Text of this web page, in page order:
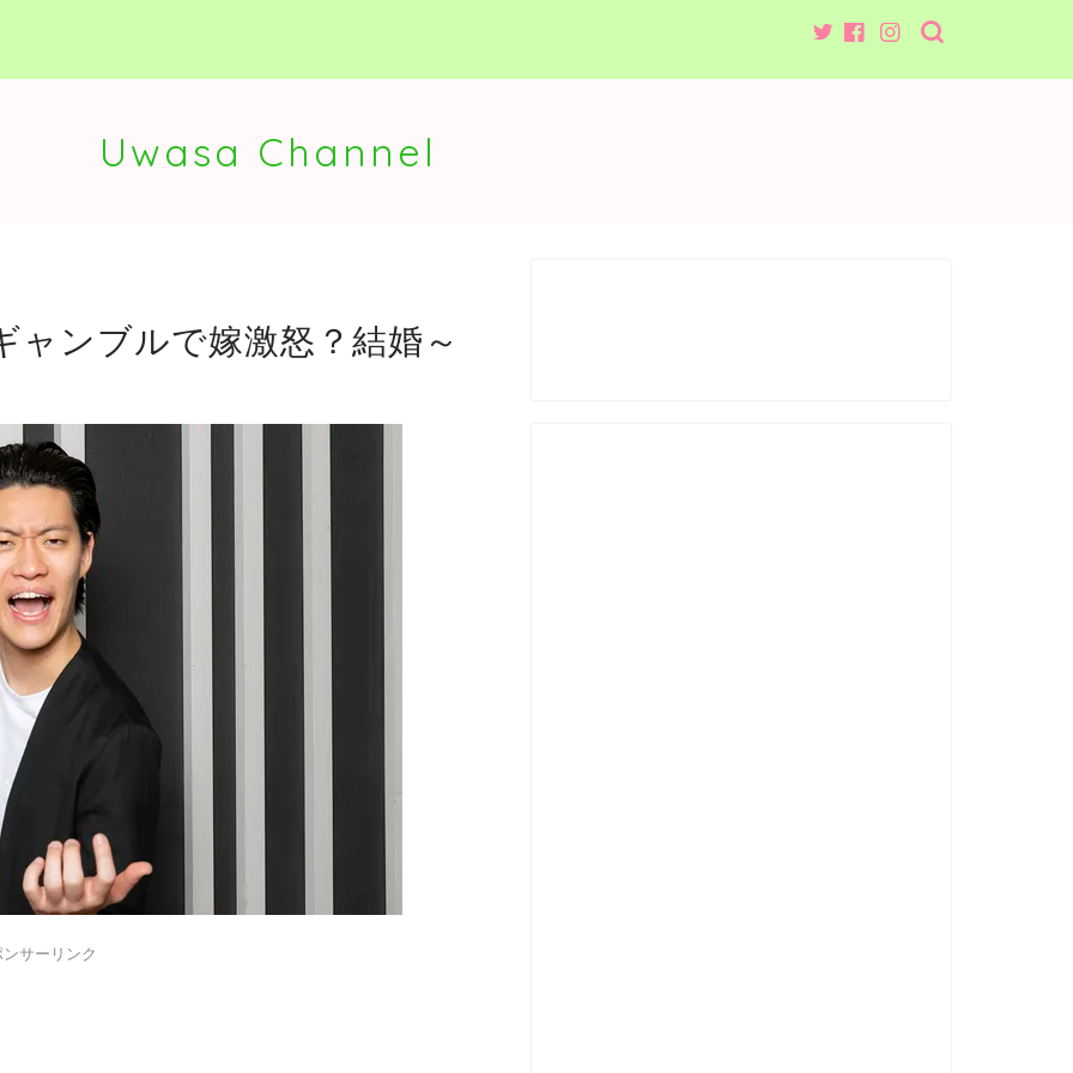
Uwasa Channel
ャンブルで嫁激怒？結婚～
サーリンク